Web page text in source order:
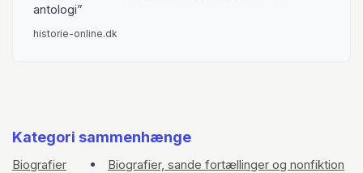
antologi
historie-online.dk
Kategori sammenhænge
Biografier
Biografier, sande fortællinger og nonfiktion